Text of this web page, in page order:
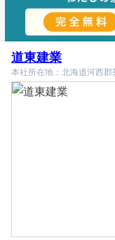
道東建業
本社所在地：北海道河西